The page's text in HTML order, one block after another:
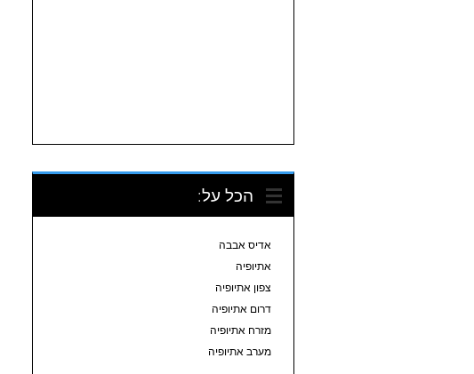
הכל על:
אדיס אבבה
אתיופיה
צפון אתיופיה
דרום אתיופיה
מזרח אתיופיה
מערב אתיופיה